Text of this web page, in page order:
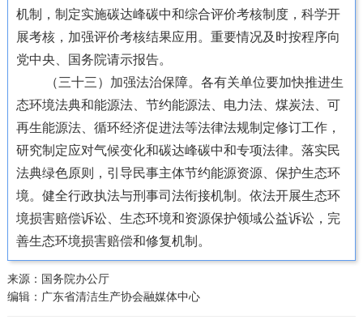
机制，制定实施碳达峰碳中和综合评价考核制度，科学开
展考核，加强评价考核结果应用。重要情况及时按程序向
党中央、国务院请示报告。
（三十三）加强法治保障。各有关单位要加快推进生
态环境法典和能源法、节约能源法、电力法、煤炭法、可
再生能源法、循环经济促进法等法律法规制定修订工作，
研究制定应对气候变化和碳达峰碳中和专项法律。落实民
法典绿色原则，引导民事主体节约能源资源、保护生态环
境。健全行政执法与刑事司法衔接机制。依法开展生态环
境损害赔偿诉讼、生态环境和资源保护领域公益诉讼，完
善生态环境损害赔偿和修复机制。
来源：国务院办公厅
编辑：广东省清洁生产协会融媒体中心